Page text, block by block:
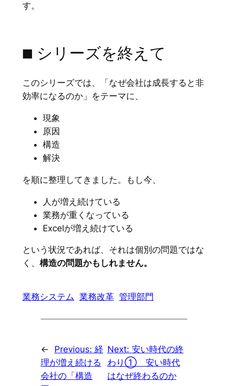
す。
■ シリーズを終えて
このシリーズでは、「なぜ会社は成長すると非
効率になるのか」をテーマに、
現象
原因
構造
解決
を順に整理してきました。もし今、
人が増え続けている
業務が重くなっている
Excelが増え続けている
という状況であれば、それは個別の問題ではな
く、 構造の問題かもしれません。
業務システム 業務改革 管理部門
← Previous: 経
理が増え続ける
会社の「構造
Next: 安い時代の終
わり① 安い時代
はなぜ終わるのか